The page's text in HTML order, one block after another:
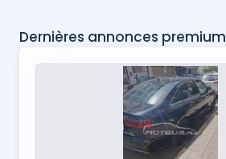
Dernières annonces premium